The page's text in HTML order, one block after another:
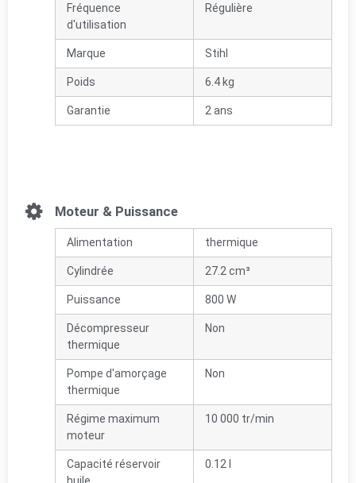
Fréquence
d'utilisation
Régulière
Marque Stihl
Poids 6.4 kg
Garantie 2 ans
Moteur & Puissance
Alimentation thermique
Cylindrée 27.2 cm³
Puissance 800 W
Décompresseur
thermique
Non
Pompe d'amorçage
thermique
Non
Régime maximum
moteur
10 000 tr/min
Capacité réservoir
0.12 l